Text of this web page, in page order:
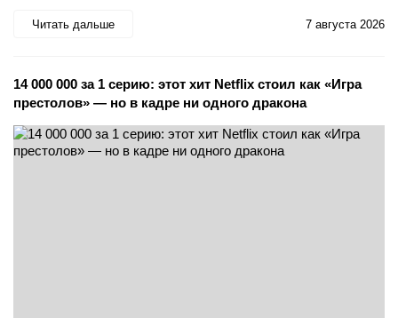
Читать дальше 7 августа 2026
14 000 000 за 1 серию: этот хит Netflix стоил как «Игра
престолов» — но в кадре ни одного дракона